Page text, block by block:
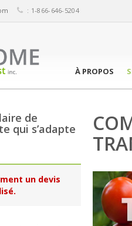
: 1-866-646-5204
À PROPOS
de
qui s’adapte
un devis